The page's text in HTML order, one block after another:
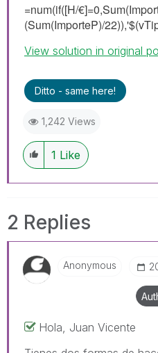
=num(if([H/
(Sum(ImporteP)/
View solution in original
Ditto - same here!
1,242 Views
1 Like
2 Replies
Anonymous
Hola, Juan Vicente